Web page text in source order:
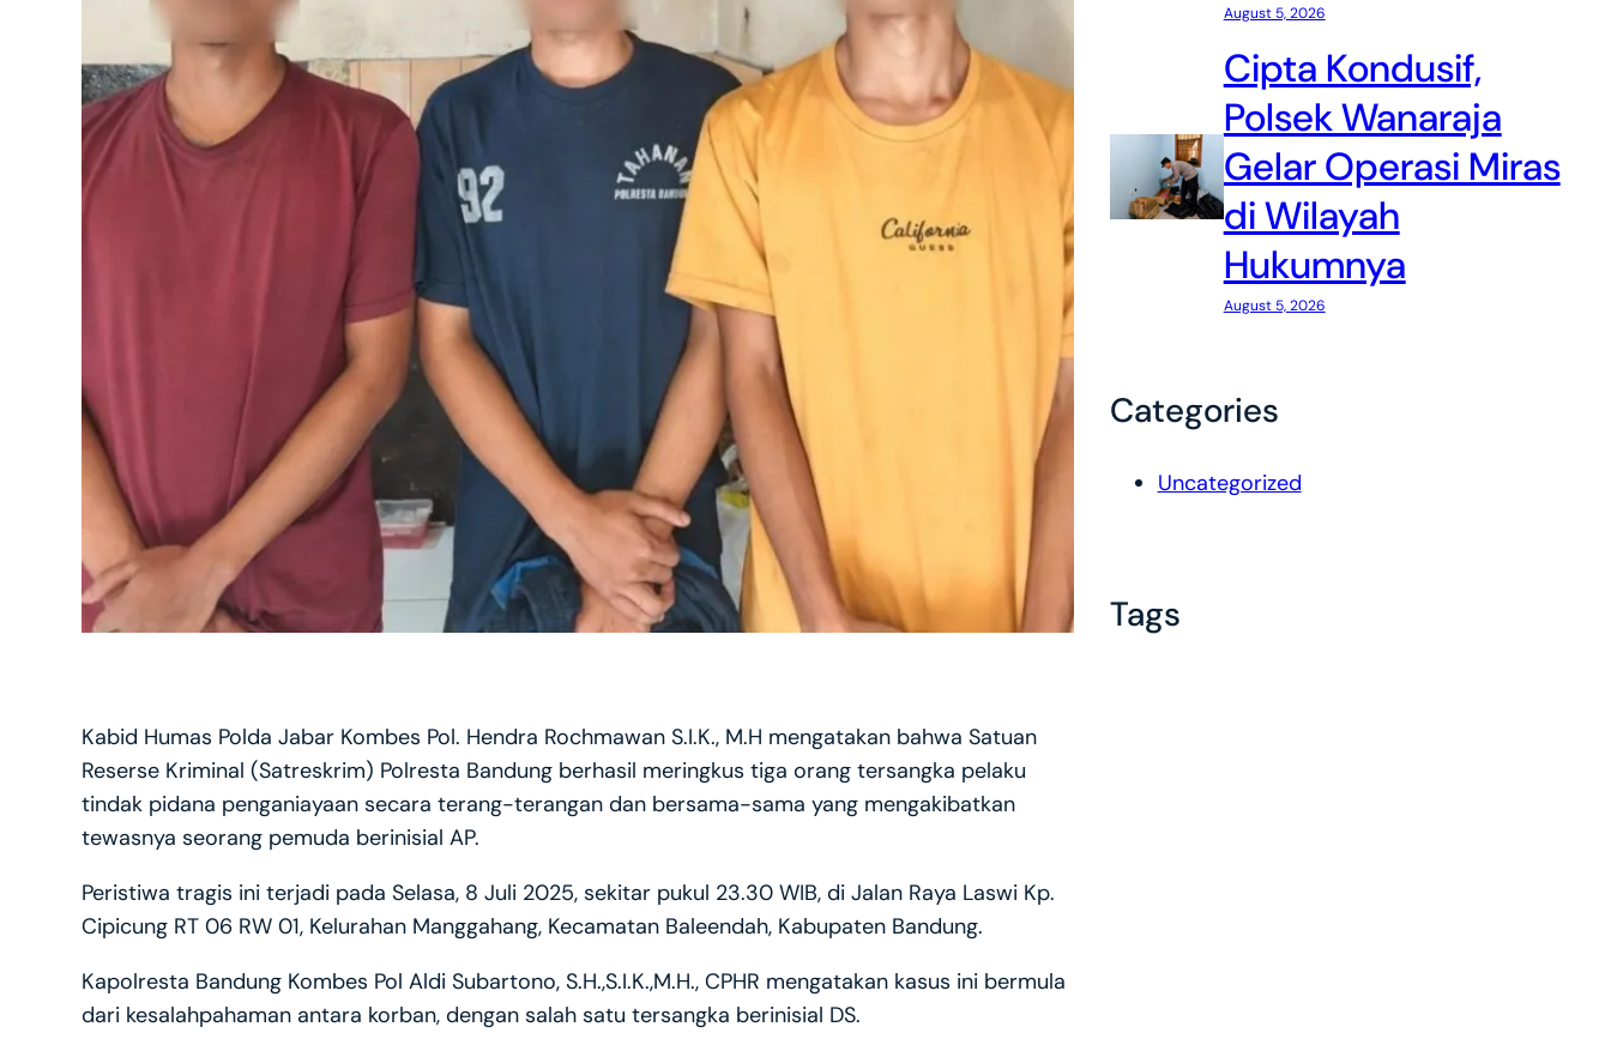
Kabid Humas Polda Jabar Kombes Pol. Hendra Rochmawan S.I.K., M.H mengatakan bahwa Satuan
Reserse Kriminal (Satreskrim) Polresta Bandung berhasil meringkus tiga orang tersangka pelaku
tindak pidana penganiayaan secara terang-terangan dan bersama-sama yang mengakibatkan
tewasnya seorang pemuda berinisial AP.
Peristiwa tragis ini terjadi pada Selasa, 8 Juli 2025, sekitar pukul 23.30 WIB, di Jalan Raya Laswi Kp.
Cipicung RT 06 RW 01, Kelurahan Manggahang, Kecamatan Baleendah, Kabupaten Bandung.
Kapolresta Bandung Kombes Pol Aldi Subartono, S.H.,S.I.K.,M.H., CPHR mengatakan kasus ini bermula
dari kesalahpahaman antara korban, dengan salah satu tersangka berinisial DS.
August 5, 2026
Cipta Kondusif,
Polsek Wanaraja
Gelar Operasi Miras
di Wilayah
Hukumnya
August 5, 2026
Categories
Uncategorized
Tags